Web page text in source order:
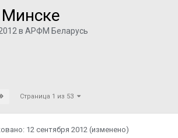
в АРФМ Беларусь
Страница 1 из 53
12 сентября 2012 (изменено)